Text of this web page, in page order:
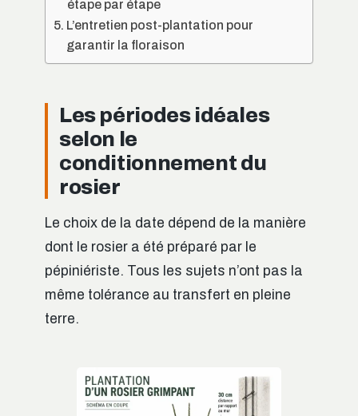
étape par étape
L’entretien post-plantation pour
garantir la floraison
Les périodes idéales
selon le
conditionnement du
rosier
Le choix de la date dépend de la manière
dont le rosier a été préparé par le
pépiniériste. Tous les sujets n’ont pas la
même tolérance au transfert en pleine
terre.